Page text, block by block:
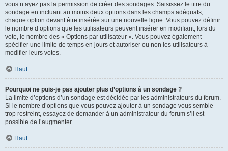
vous n’ayez pas la permission de créer des sondages. Saisissez le titre du
sondage en incluant au moins deux options dans les champs adéquats,
chaque option devant être insérée sur une nouvelle ligne. Vous pouvez définir
le nombre d’options que les utilisateurs peuvent insérer en modifiant, lors du
vote, le nombre des « Options par utilisateur ». Vous pouvez également
spécifier une limite de temps en jours et autoriser ou non les utilisateurs à
modifier leurs votes.
Haut
Pourquoi ne puis-je pas ajouter plus d’options à un sondage ?
La limite d’options d’un sondage est décidée par les administrateurs du forum.
Si le nombre d’options que vous pouvez ajouter à un sondage vous semble
trop restreint, essayez de demander à un administrateur du forum s’il est
possible de l’augmenter.
Haut